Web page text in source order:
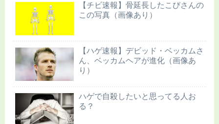
【チビ速報】骨延長したこびさんの
この写真（画像あり）
【ハゲ速報】デビッド・ベッカムさ
ん、ベッカムヘアが進化（画像あ
り）
ハゲで自殺したいと思ってる人お
る？